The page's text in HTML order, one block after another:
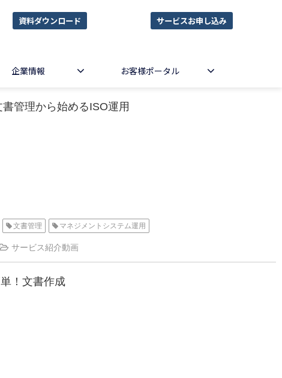
資料ダウンロード サービスお申し込み
企業情報 お客様ポータル
管理から始めるISO運用
文書管理 マネジメントシステム運用
サービス紹介動画
！文書作成